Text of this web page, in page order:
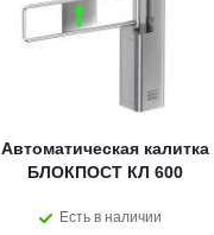
Автоматическая калитка
БЛОКПОСТ КЛ 600
Есть в наличии